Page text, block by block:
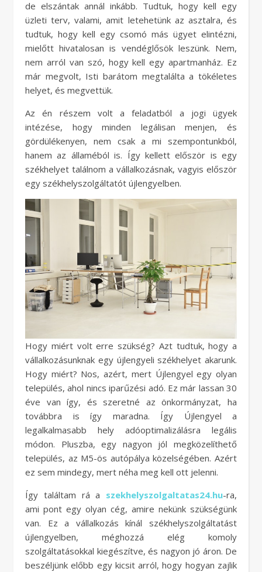
de elszántak annál inkább. Tudtuk, hogy kell egy
üzleti terv, valami, amit letehetünk az asztalra, és
tudtuk, hogy kell egy csomó más ügyet elintézni,
mielőtt hivatalosan is vendéglősök leszünk. Nem,
nem arról van szó, hogy kell egy apartmanház. Ez
már megvolt, Isti barátom megtalálta a tökéletes
helyet, és megvettük.
Az én részem volt a feladatból a jogi ügyek
intézése, hogy minden legálisan menjen, és
gördülékenyen, nem csak a mi szempontunkból,
hanem az államéból is. Így kellett először is egy
székhelyet találnom a vállalkozásnak, vagyis először
egy székhelyszolgáltatót újlengyelben.
Hogy miért volt erre szükség? Azt tudtuk, hogy a
vállalkozásunknak egy újlengyeli székhelyet akarunk.
Hogy miért? Nos, azért, mert Újlengyel egy olyan
település, ahol nincs iparűzési adó. Ez már lassan 30
éve van így, és szeretné az önkormányzat, ha
továbbra is így maradna. Így Újlengyel a
legalkalmasabb hely adóoptimalizálásra legális
módon. Pluszba, egy nagyon jól megközelíthető
település, az M5-ös autópálya közelségében. Azért
ez sem mindegy, mert néha meg kell ott jelenni.
Így találtam rá a szekhelyszolgaltatas24.hu-ra,
ami pont egy olyan cég, amire nekünk szükségünk
van. Ez a vállalkozás kínál székhelyszolgáltatást
újlengyelben, méghozzá elég komoly
szolgáltatásokkal kiegészítve, és nagyon jó áron. De
beszéljünk előbb egy kicsit arról, hogy hogyan zajlik